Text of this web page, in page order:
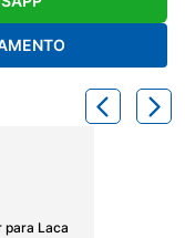
para Laca